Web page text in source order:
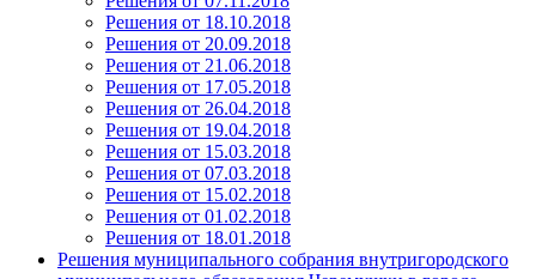
Решения от 18.10.2018
Решения от 20.09.2018
Решения от 21.06.2018
Решения от 17.05.2018
Решения от 26.04.2018
Решения от 19.04.2018
Решения от 15.03.2018
Решения от 07.03.2018
Решения от 15.02.2018
Решения от 01.02.2018
Решения от 18.01.2018
Решения муниципального собрания внутригородского